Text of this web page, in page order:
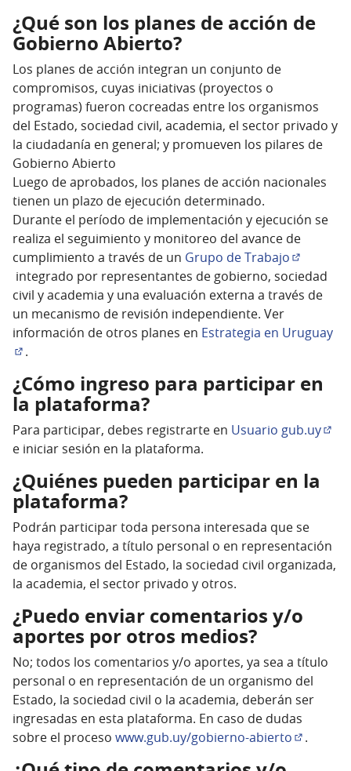
¿Qué son los planes de acción de
Gobierno Abierto?
Los planes de acción integran un conjunto de
compromisos, cuyas iniciativas (proyectos o
programas) fueron cocreadas entre los organismos
del Estado, sociedad civil, academia, el sector privado y
la ciudadanía en general; y promueven los pilares de
Gobierno Abierto
Luego de aprobados, los planes de acción nacionales
tienen un plazo de ejecución determinado.
Durante el período de implementación y ejecución se
realiza el seguimiento y monitoreo del avance de
cumplimiento a través de un Grupo de Trabajo
(Enlace
integrado por representantes de gobierno, sociedad
civil y academia y una evaluación externa a través de
un mecanismo de revisión independiente. Ver
información de otros planes en Estrategia en Uruguay
.
¿Cómo ingreso para participar en
la plataforma?
Para participar, debes registrarte en Usuario gub.uy
e iniciar sesión en la plataforma.
¿Quiénes pueden participar en la
plataforma?
Podrán participar toda persona interesada que se
haya registrado, a título personal o en representación
de organismos del Estado, la sociedad civil organizada,
la academia, el sector privado y otros.
¿Puedo enviar comentarios y/o
aportes por otros medios?
No; todos los comentarios y/o aportes, ya sea a título
personal o en representación de un organismo del
Estado, la sociedad civil o la academia, deberán ser
ingresadas en esta plataforma. En caso de dudas
sobre el proceso www.gub.uy/gobierno-abierto .